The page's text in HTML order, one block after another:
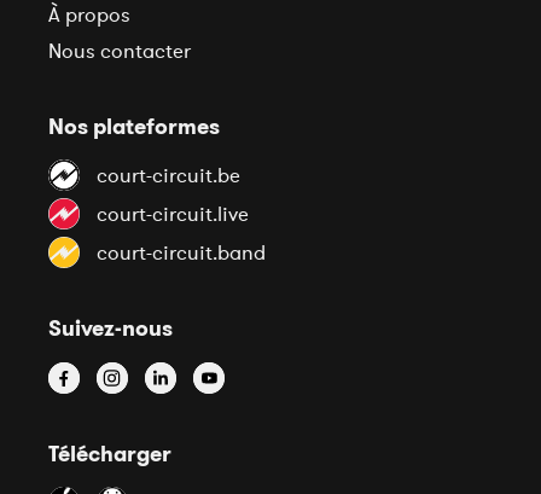
À propos
Nous contacter
Nos plateformes
court-circuit.be
court-circuit.live
court-circuit.band
Suivez-nous
Télécharger